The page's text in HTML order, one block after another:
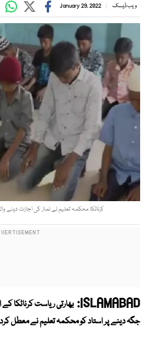
ویب ڈیسک January 29, 2022
کرناٹکا محکمہ تعلیم نے نماز کی اجازت دینے
ISLAMABAD: بھارتی ریاست کرناٹکا
جگہ دینے پر استاد کو محکمہ تعلیم نے معطل